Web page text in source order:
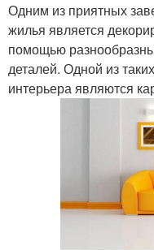
Одним из приятных
жилья является
помощью
деталей. Одной из
интерьера являются